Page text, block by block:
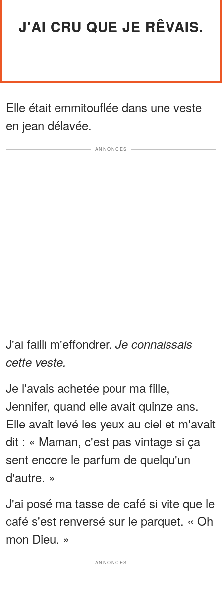
J'AI CRU QUE JE RÊVAIS.
Elle était emmitouflée dans une veste
en jean délavée.
ANNONCES
J'ai failli m'effondrer. Je connaissais
cette veste.
Je l'avais achetée pour ma fille,
Jennifer, quand elle avait quinze ans.
Elle avait levé les yeux au ciel et m'avait
dit : « Maman, c'est pas vintage si ça
sent encore le parfum de quelqu'un
d'autre. »
J'ai posé ma tasse de café si vite que le
café s'est renversé sur le parquet. « Oh
mon Dieu. »
ANNONCES